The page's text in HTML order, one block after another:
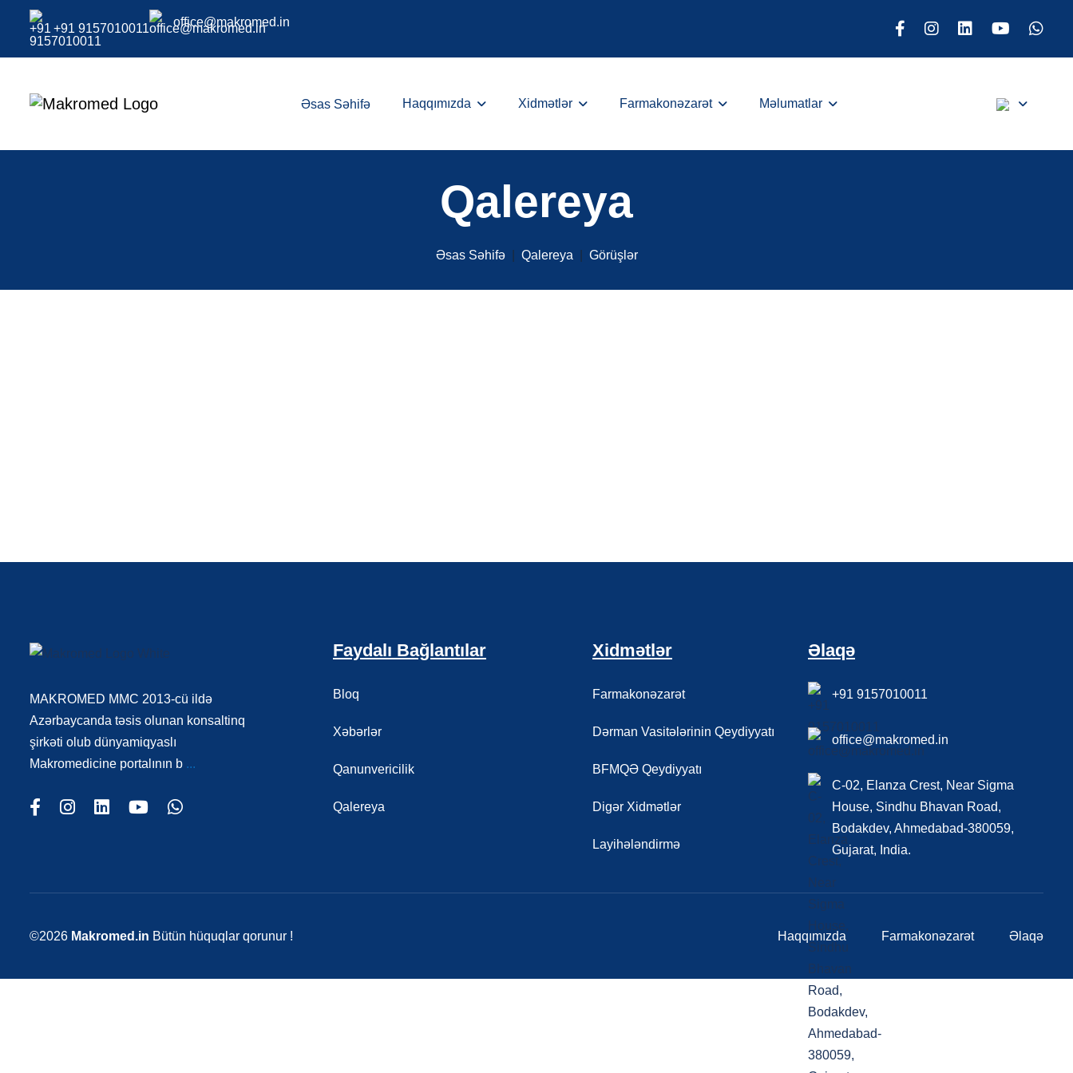
+91 9157010011 office@makromed.in
Əsas Səhifə Haqqımızda Xidmətlər Farmakonəzarət Məlumatlar
Qalereya
Əsas Səhifə Qalereya Görüşlər
MAKROMED MMC 2013-cü ildə
Azərbaycanda təsis olunan konsaltinq
şirkəti olub dünyamiqyaslı
Makromedicine portalının b ...
Faydalı Bağlantılar
Bloq
Xəbərlər
Qanunvericilik
Qalereya
Xidmətlər
Farmakonəzarət
Dərman Vasitələrinin Qeydiyyatı
BFMQƏ Qeydiyyatı
Digər Xidmətlər
Layihələndirmə
Əlaqə
+91 9157010011
office@makromed.in
C-02, Elanza Crest, Near Sigma
House, Sindhu Bhavan Road,
Bodakdev, Ahmedabad-380059,
Gujarat, India.
©2026 Makromed.in Bütün hüquqlar qorunur ! Haqqımızda Farmakonəzarət Əlaqə